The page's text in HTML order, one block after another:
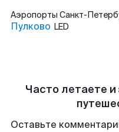
Аэропорты Санкт-
Пулково LED
Часто летаете
Оставьте